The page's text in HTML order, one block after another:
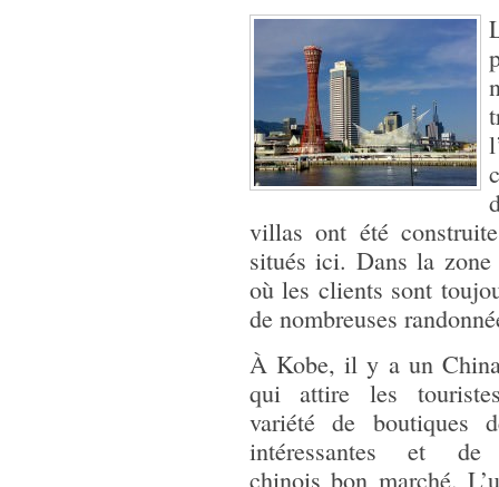
villas ont été
situés ici. Dans la
où les clients sont
de nombreuses
À Kobe, il y a un
qui attire les
variété de boutiques
intéressantes et de
chinois bon marché.